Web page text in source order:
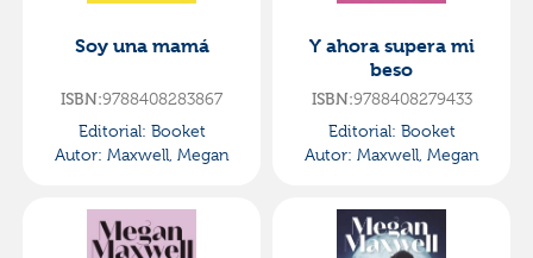
Soy una mamá
ISBN:9788408283867
Editorial: Booket
Autor: Maxwell, Megan
Y ahora supera mi
beso
ISBN:9788408279433
Editorial: Booket
Autor: Maxwell, Megan